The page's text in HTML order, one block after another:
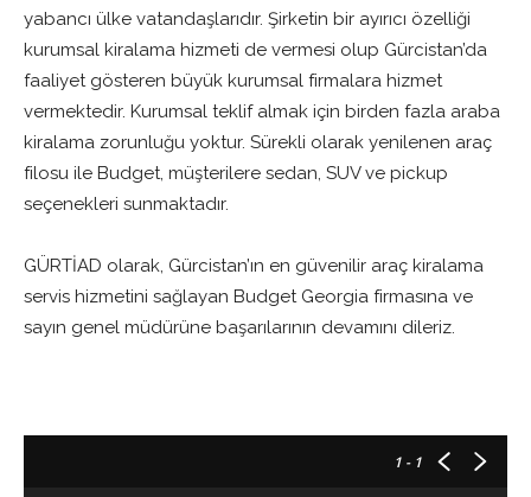
yabancı ülke vatandaşlarıdır. Şirketin bir ayırıcı özelliği
kurumsal kiralama hizmeti de vermesi olup Gürcistan’da
faaliyet gösteren büyük kurumsal firmalara hizmet
vermektedir. Kurumsal teklif almak için birden fazla araba
kiralama zorunluğu yoktur. Sürekli olarak yenilenen araç
filosu ile Budget, müşterilere sedan, SUV ve pickup
seçenekleri sunmaktadır.
GÜRTİAD olarak, Gürcistan’ın en güvenilir araç kiralama
servis hizmetini sağlayan Budget Georgia firmasına ve
sayın genel müdürüne başarılarının devamını dileriz.
1 - 1